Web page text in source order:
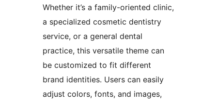
Whether it’s a family-oriented clinic,
a specialized cosmetic dentistry
service, or a general dental
practice, this versatile theme can
be customized to fit different
brand identities. Users can easily
adjust colors, fonts, and images,